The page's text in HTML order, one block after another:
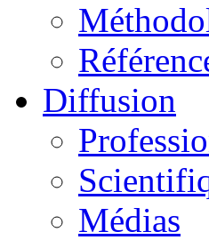
Diffusion
Médias